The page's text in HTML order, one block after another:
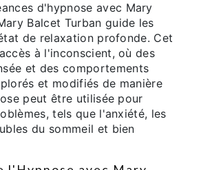
d'hypnose avec Mary
Balcet Turban guide les
de relaxation profonde. Cet
à l'inconscient, où des
et des comportements
et modifiés de manière
peut être utilisée pour
tels que l'anxiété, les
du sommeil et bien